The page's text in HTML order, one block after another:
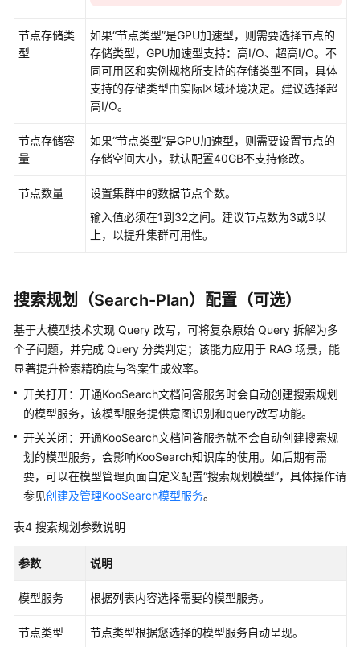
权
节点存储类
型
如果“节点类型”是GPU加速型，则需要选择节点的
存储类型，GPU加速型支持：高I/O、超高I/O。不
同可用区和实例规格所支持的存储类型不同，具体
支持的存储类型由实际区域环境决定。建议选择超
高I/O。
节点存储容
量
如果“节点类型”是GPU加速型，则需要设置节点的
存储空间大小，默认配置40GB不支持修改。
节点数量
设置集群中的数据节点个数。
输入值必须在1到32之间。建议节点数为3或3以
上，以提升集群可用性。
搜索规划（Search-Plan）配置（可选）
基于大模型技术实现 Query 改写，可将复杂原始 Query 拆解为多
个子问题，并完成 Query 分类判定；该能力应用于 RAG 场景，能
显著提升检索精确度与答案生成效率。
开关打开：开通KooSearch文档问答服务时会自动创建搜索规划
的模型服务，该模型服务提供意图识别和query改写功能。
开关关闭：开通KooSearch文档问答服务就不会自动创建搜索规
划的模型服务，会影响KooSearch知识库的使用。如后期有需
要，可以在模型管理页面自定义配置“搜索规划模型”，具体操作请
参见创建及管理KooSearch模型服务。
表4 搜索规划参数说明
参数 说明
模型服务 根据列表内容选择需要的模型服务。
节点类型 节点类型根据您选择的模型服务自动呈现。